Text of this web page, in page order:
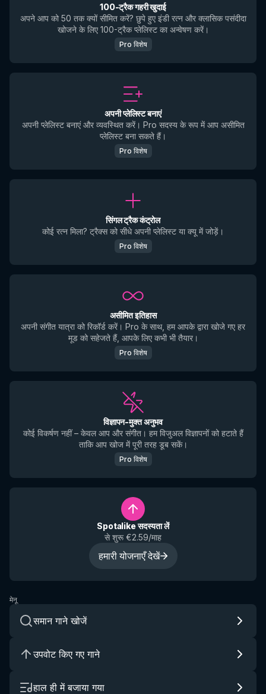
100-ट्रैक गहरी खुदाई
अपने आप को 50 तक क्यों सीमित करें? छुपे हुए इंडी रत्न और क्लासिक पसंदीदा
खोजने के लिए 100-ट्रैक प्लेलिस्ट का अन्वेषण करें।
Pro विशेष
अपनी प्लेलिस्ट बनाएं
अपनी प्लेलिस्ट बनाएं और व्यवस्थित करें। Pro सदस्य के रूप में आप असीमित
प्लेलिस्ट बना सकते हैं।
Pro विशेष
सिंगल ट्रैक कंट्रोल
कोई रत्न मिला? ट्रैक्स को सीधे अपनी प्लेलिस्ट या क्यू में जोड़ें।
Pro विशेष
असीमित इतिहास
अपनी संगीत यात्रा को रिकॉर्ड करें। Pro के साथ, हम आपके द्वारा खोजे गए हर
मूड को सहेजते हैं, आपके लिए कभी भी तैयार।
Pro विशेष
विज्ञापन-मुक्त अनुभव
कोई विकर्षण नहीं – केवल आप और संगीत। हम विजुअल विज्ञापनों को हटाते हैं
ताकि आप खोज में पूरी तरह डूब सकें।
Pro विशेष
Spotalike सदस्यता लें
से शुरू €2.59/माह
हमारी योजनाएँ देखें
मेनू
समान गाने खोजें
उपवोट किए गए गाने
हाल ही में बजाया गया